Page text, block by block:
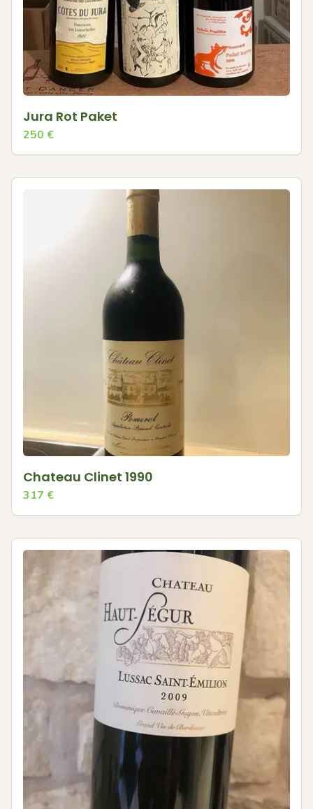
Jura Rot Paket
250 €
Chateau Clinet 1990
317 €